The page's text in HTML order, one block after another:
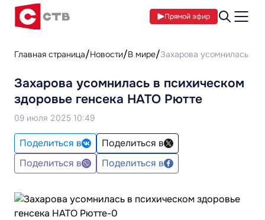
Прямой эфир
Главная страница Новости В мире Захарова усомнилась в
Захарова усомнилась в психическом
здоровье генсека НАТО Рютте
09 июля 2025 10:49
Поделиться в
Поделиться в
Поделиться в
Поделиться в